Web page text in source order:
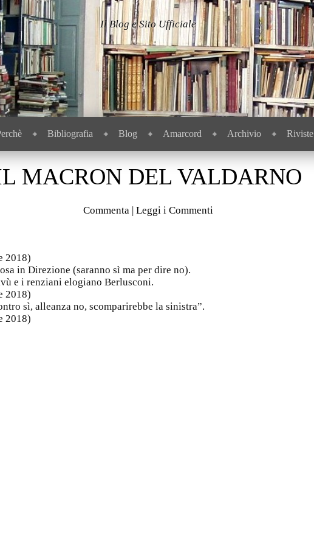
Il Blog e Sito Ufficiale
Bibliografia Blog Amarcord Archivio Riviste
MACRON DEL VALDARNO
Commenta | Leggi i Commenti
2018)
in Direzione (saranno sì ma per dire no).
e i renziani elogiano Berlusconi.
2018)
sì, alleanza no, scomparirebbe la sinistra”.
2018)